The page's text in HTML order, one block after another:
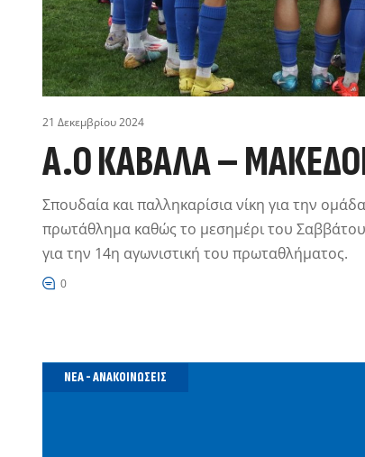
21 Δεκεμβρίου 2024
A.Ο ΚΑΒΆΛΑ –
Σπουδαία και παλληκαρίσια νίκη για την
πρωτάθλημα καθώς το μεσημέρι του
για την 14η αγωνιστική του πρωταθλήματος.
0
ΝΈΑ - ΑΝΑΚΟΙΝΏΣΕΙΣ